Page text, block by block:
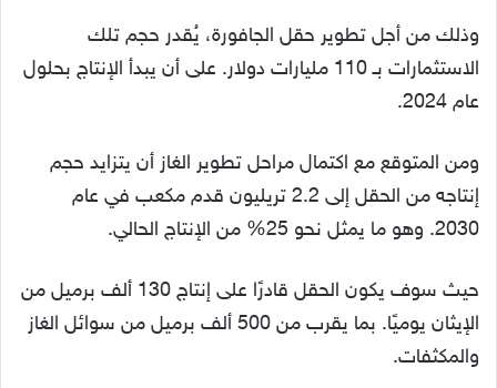
وذلك من أجل تطوير حقل الجافورة، يُقدر حجم تلك
الاستثمارات بـ 110 مليارات دولار. على أن يبدأ الإنتاج بحلول
عام 2024.
ومن المتوقع مع اكتمال مراحل تطوير الغاز أن يتزايد حجم
إنتاجه من الحقل إلى 2.2 تريليون قدم مكعب في عام
2030. وهو ما يمثل نحو 25% من الإنتاج الحالي.
حيث سوف يكون الحقل قادرًا على إنتاج 130 ألف برميل من
الإيثان يوميًا. بما يقرب من 500 ألف برميل من سوائل الغاز
والمكثفات.